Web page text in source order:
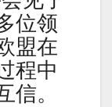
位领
盟在
程中
信。